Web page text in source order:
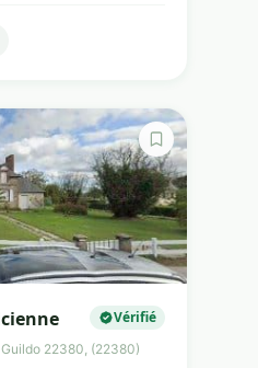
Vérifié
22380, (22380)